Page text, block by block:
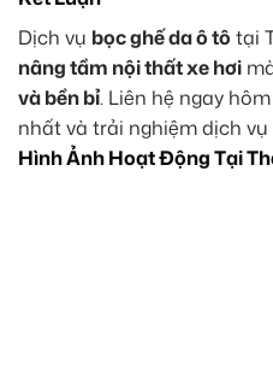
Dịch vụ bọc ghế da ô tô tại
nâng tầm nội thất xe hơi
và bền bỉ. Liên hệ ngay
nhất và trải nghiệm dịch
Hình Ảnh Hoạt Động Tại